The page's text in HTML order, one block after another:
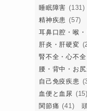
睡眠障害 (131)
精神疾患 (57)
耳鼻口腔・喉
肝炎・肝硬変
腎不全・心不
腰・背中・お
自己免疫疾患
血便と血尿 (15)
関節痛 (41)